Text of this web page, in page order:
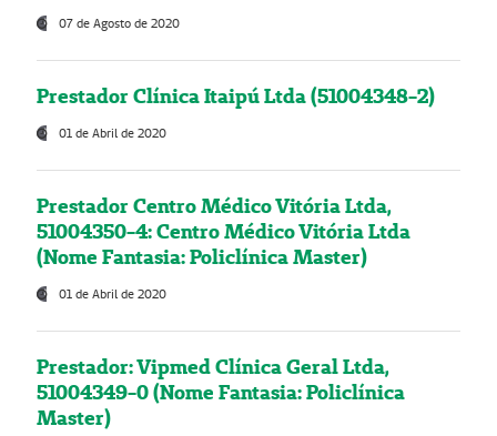
07 de Agosto de 2020
Prestador Clínica Itaipú Ltda (51004348-2)
01 de Abril de 2020
Prestador Centro Médico Vitória Ltda,
51004350-4: Centro Médico Vitória Ltda
(Nome Fantasia: Policlínica Master)
01 de Abril de 2020
Prestador: Vipmed Clínica Geral Ltda,
51004349-0 (Nome Fantasia: Policlínica
Master)